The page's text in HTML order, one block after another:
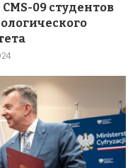
09 студентов